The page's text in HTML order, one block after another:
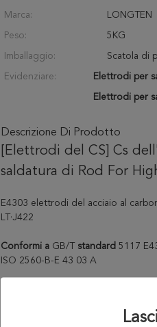
Marca: LONGTEN
Peso: 5KG
Imballaggio: Scatola di
Evidenziare: Elettrodi per
Elettrodi per
Descrizione Di Prodotto
[Elettrodi del CS] Cs
saldatura di Rod For
E4303 elettrodi del acciaio al
LT·J422
Conformi a GB/T standard 5117
ISO 2560-B-E 43 03 A
L'elettrodo per
saldando il uasability che gli
facile ed ha buon aspetto della